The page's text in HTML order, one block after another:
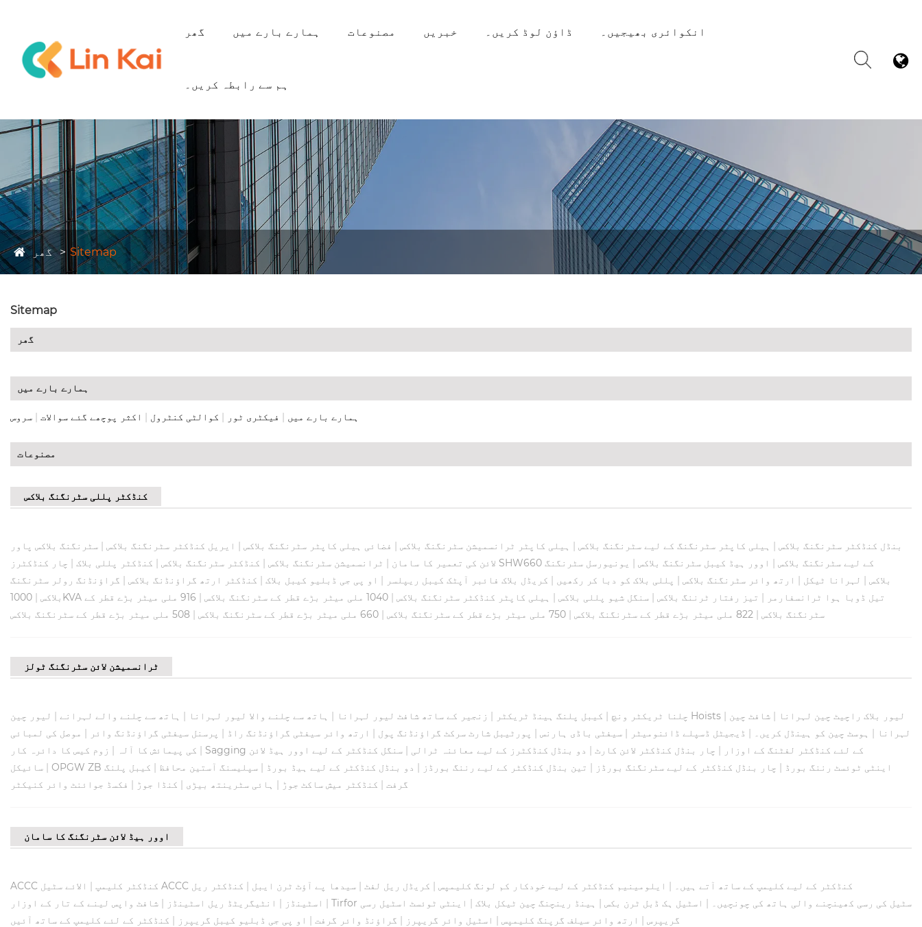
گھر ہمارے بارے میں مصنوعات خبریں ڈاؤن لوڈ کریں۔ انکوائری بھیجیں۔
ہم سے رابطہ کریں۔
گھر Sitemap
Sitemap
گھر
ہمارے بارے میں
ہمارے بارے میں | فیکٹری ٹور | کوالٹی کنٹرول | اکثر پوچھے گئے سوالات | سروس
مصنوعات
کنڈکٹر پللی سٹرنگنگ بلاکس
بنڈل کنڈکٹر سٹرنگنگ بلاکس | ہیلی کاپٹر سٹرنگنگ کے لیے سٹرنگنگ بلاکس | ہیلی کاپٹر ٹرانسمیشن سٹرنگنگ بلاکس | فضائی ہیلی کاپٹر سٹرنگنگ بلاکس | ایریل کنڈکٹر سٹرنگنگ بلاکس | سٹرنگنگ بلاکس پاور
لائن کی تعمیر کا سامان | ٹرانسمیشن سٹرنگنگ بلاکس | کنڈکٹر سٹرنگنگ بلاکس | کنڈکٹر پللی بلاک | چار کنڈکٹرز SHW660 کے لیے سٹرنگنگ بلاکس | اوور ہیڈ کیبل سٹرنگنگ بلاکس | یونیورسل سٹرنگنگ
بلاکس | لہرانا ٹیکل | ارتھ وائر سٹرنگنگ بلاکس | پللی بلاک کو دبا کر رکھیں | کریڈل بلاک فائبر آپٹک کیبل ریپلسر | او پی جی ڈبلیو کیبل بلاک | کنڈکٹر ارتھ گراؤنڈنگ بلاکس | گراؤنڈنگ رولر سٹرنگنگ
بلاکس | 1000KVA تیل ڈوبا ہوا ٹرانسفارمر | تیز رفتار ٹرننگ بلاکس | سنگل شیو پللی بلاکس | ہیلی کاپٹر کنڈکٹر سٹرنگنگ بلاکس | 1040 ملی میٹر بڑے قطر کے سٹرنگنگ بلاکس |
916 ملی میٹر بڑے قطر کے
سٹرنگنگ بلاکس | 822 ملی میٹر بڑے قطر کے سٹرنگنگ بلاکس | 750 ملی میٹر بڑے قطر کے سٹرنگنگ بلاکس | 660 ملی میٹر بڑے قطر کے سٹرنگنگ بلاکس | 508 ملی میٹر بڑے قطر کے سٹرنگنگ بلاکس
ٹرانسمیشن لائن سٹرنگنگ ٹولز
چلنا ٹریکٹر ونچ | کیبل پلنگ ہینڈ ٹریکٹر | زنجیر کے ساتھ شافٹ لیور لہرانا | ہاتھ سے چلنے والا لیور لہرانا | ہاتھ سے چلنے والے لہرانے | لیور چین Hoists | لیور بلاک راچیٹ چین لہرانا | شافٹ چین
لہرانا | ہوسٹ چین کو ہینڈل کریں۔ | ڈیجیٹل ڈسپلے ڈائنومیٹر | سیفٹی باڈی ہارنس | پورٹیبل شارٹ سرکٹ گراؤنڈنگ پول | ارتھ وائر سیفٹی گراؤنڈنگ راڈ | پرسنل سیفٹی گراؤنڈنگ وائر | موصل کی لمبائی
کی پیمائش کا آلہ | زوم کیس کا دائرہ کار | Sagging کے لئے کنڈکٹر لفٹنگ کے اوزار | چار بنڈل کنڈکٹر لائن کارٹ | دو بنڈل کنڈکٹرز کے لیے معائنہ ٹرالی | سنگل کنڈکٹر کے لیے اوور ہیڈ لائن
سائیکل | OPGW ZB اینٹی ٹوئسٹ رننگ بورڈ | چار بنڈل کنڈکٹر کے لیے سٹرنگنگ بورڈز | تین بنڈل کنڈکٹر کے لیے رننگ بورڈز | دو بنڈل کنڈکٹر کے لیے ہیڈ بورڈ | سپلیسنگ آستین محافظ | کیبل پلنگ
گرفت | کنڈکٹر میش ساکٹ جوڑ | ہائی سٹرینتھ بیڑی | کنڈا جوڑ | فکسڈ جوائنٹ وائر کنیکٹر
اوور ہیڈ لائن سٹرنگنگ کا سامان
ACCC کنڈکٹر کلیمپ | الائے سٹیل ACCC کنڈکٹر کے لیے کلیمپ کے ساتھ آتے ہیں۔ | ایلومینیم کنڈکٹر کے لیے خودکار کم لونگ کلیمپس | کریڈل ریل لفٹ | سیدھا پے آؤٹ ٹرن ایبل | کنڈکٹر ریل
اسٹینڈز | انٹیگریٹڈ ریل اسٹینڈز | شافٹ واپس لینے کے تار کے اوزار | Tirfor سٹیل کی رسی کھینچنے والی ہاتھ کی چونچیں۔ | اسٹیل ہک ڈبل ٹرن بکس | ہینڈ رینچنگ چین ٹیکل بلاک | اینٹی ٹوئسٹ اسٹیل رسی
گریپرس | ارتھ وائر سیلف گرپنگ کلیمپس | اسٹیل وائر گریپرز | گراؤنڈ وائر گرفت | او پی جی ڈبلیو کیبل گریپرز | کنڈکٹر کے لئے کلیمپ کے ساتھ آئیں